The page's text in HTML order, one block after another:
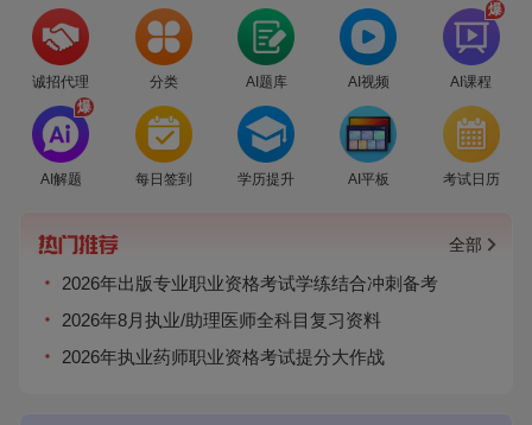
诚招代理 分类 AI题库 AI视频
爆
AI课程
爆
AI解题 每日签到 学历提升 AI平板 考试日历
全部
2026年出版专业职业资格考试学练结合冲刺备考
2026年8月执业/助理医师全科目复习资料
2026年执业药师职业资格考试提分大作战